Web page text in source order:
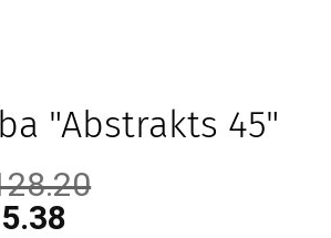
"Abstrakts 45"